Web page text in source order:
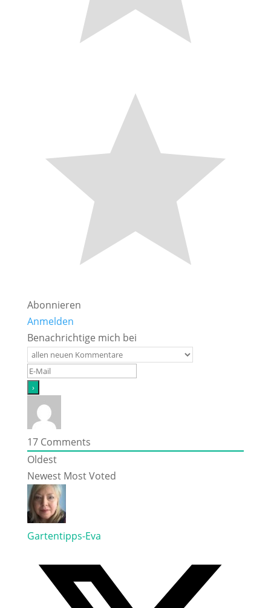
Abonnieren
Anmelden
Benachrichtige mich bei
17Comments
Oldest
Newest Most Voted
Gartentipps-Eva